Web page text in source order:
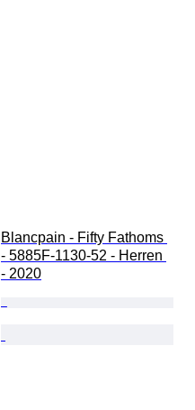
Blancpain - Fifty Fathoms
- 5885F-1130-52 - Herren
- 2020